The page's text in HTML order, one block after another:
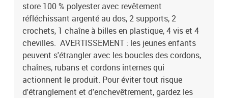
store 100 % polyester avec revêtement
réfléchissant argenté au dos, 2 supports, 2
crochets, 1 chaîne à billes en plastique, 4 vis et 4
chevilles. AVERTISSEMENT : les jeunes enfants
peuvent s'étrangler avec les boucles des cordons,
chaînes, rubans et cordons internes qui
actionnent le produit. Pour éviter tout risque
d'étranglement et d'enchevêtrement, gardez les